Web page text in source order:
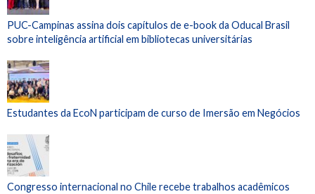
PUC-Campinas assina dois capítulos de e-book da Oducal Brasil
sobre inteligência artificial em bibliotecas universitárias
Estudantes da EcoN participam de curso de Imersão em Negócios
Congresso internacional no Chile recebe trabalhos acadêmicos